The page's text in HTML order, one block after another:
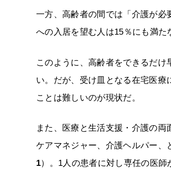
一方、高齢者の間では「介護が必
への入居を望む人は15％にも満た
このように、高齢者をできるだ
い。だが、受け皿となる在宅医
ことは難しいのが現状だ。
また、医療と生活支援・介護の両
ケアマネジャー、介護ヘルパー、
1）。1人の患者に対し専任の医師